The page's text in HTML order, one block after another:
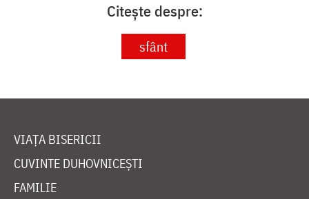
Citește despre:
sfânt
VIAȚA BISERICII
CUVINTE DUHOVNICEȘTI
FAMILIE